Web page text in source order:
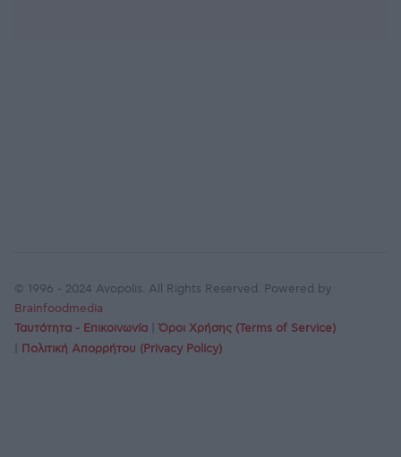
© 1996 - 2024 Avopolis. All Rights Reserved. Powered by
Brainfoodmedia
Ταυτότητα - Επικοινωνία
Όροι Χρήσης (Terms of Service)
Πολιτική Απορρήτου (Privacy Policy)